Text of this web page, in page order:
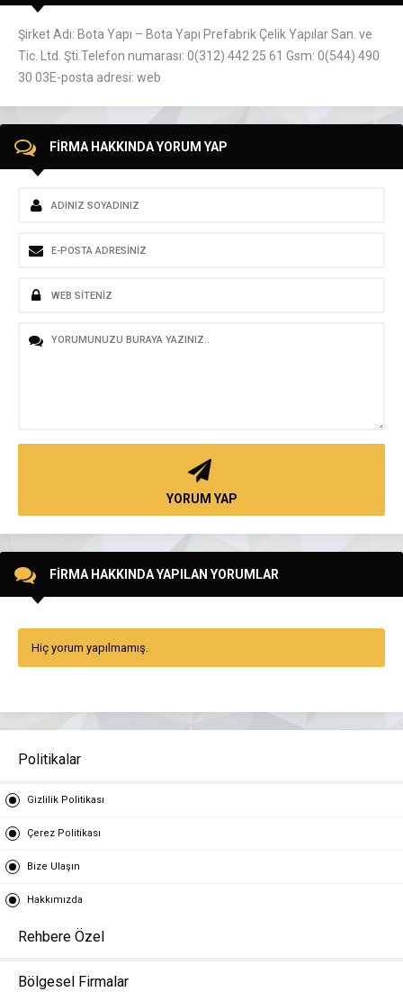
Şirket Adı: Bota Yapı – Bota Yapı Prefabrik Çelik Yapılar San. ve
Tic. Ltd. Şti.Telefon numarası: 0(312) 442 25 61 Gsm: 0(544) 490
30 03E-posta adresi: web
FİRMA HAKKINDA YORUM YAP
YORUM YAP
FİRMA HAKKINDA YAPILAN YORUMLAR
Hiç yorum yapılmamış.
Politikalar
Gizlilik Politikası
Çerez Politikası
Bize Ulaşın
Hakkımızda
Rehbere Özel
Bölgesel Firmalar